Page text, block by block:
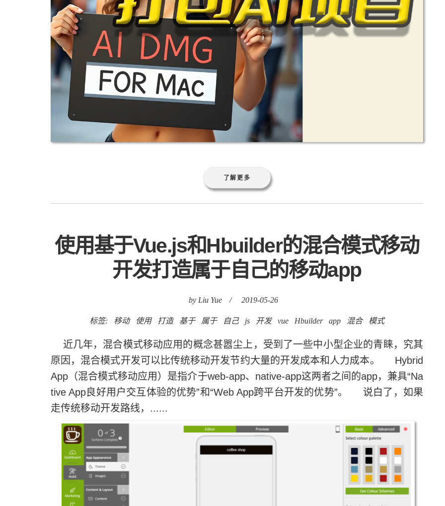
了解更多
使用基于Vue.js和Hbuilder的混合模式移动
开发打造属于自己的移动app
by Liu Yue / 2019-05-26
标签: 移动 使用 打造 基于 属于 自己 js 开发 vue Hbuilder app 混合 模式
近几年，混合模式移动应用的概念甚嚣尘上，受到了一些中小型企业的青睐，究其
原因，混合模式开发可以比传统移动开发节约大量的开发成本和人力成本。 Hybrid
App（混合模式移动应用）是指介于web-app、native-app这两者之间的app，兼具“Na
tive App良好用户交互体验的优势”和“Web App跨平台开发的优势”。 说白了，如果
走传统移动开发路线，......